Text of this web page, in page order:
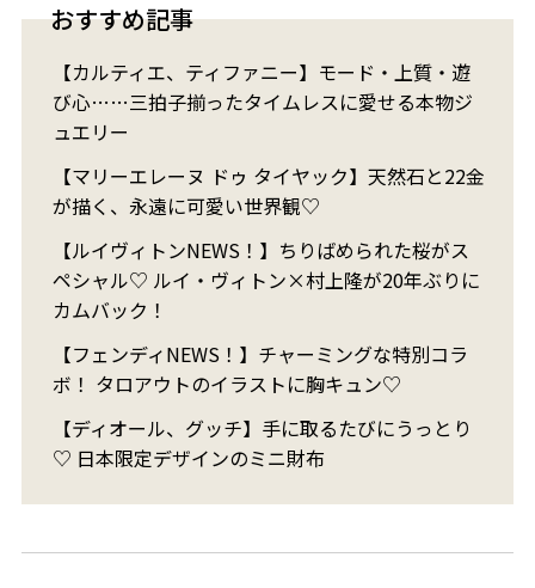
おすすめ記事
【カルティエ、ティファニー】モード・上質・遊
び心……三拍子揃ったタイムレスに愛せる本物ジ
ュエリー
【マリーエレーヌ ドゥ タイヤック】天然石と22金
が描く、永遠に可愛い世界観♡
【ルイヴィトンNEWS！】ちりばめられた桜がス
ペシャル♡ ルイ・ヴィトン×村上隆が20年ぶりに
カムバック！
【フェンディNEWS！】チャーミングな特別コラ
ボ！ タロアウトのイラストに胸キュン♡
【ディオール、グッチ】手に取るたびにうっとり
♡ 日本限定デザインのミニ財布